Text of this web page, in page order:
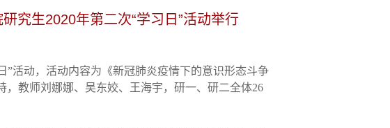
究生2020年第二次“学习日”活动举行
”活动，活动内容为《新冠肺炎疫情下的意识形态斗争
教师刘娜娜、吴东姣、王海宇，研一、研二全体26